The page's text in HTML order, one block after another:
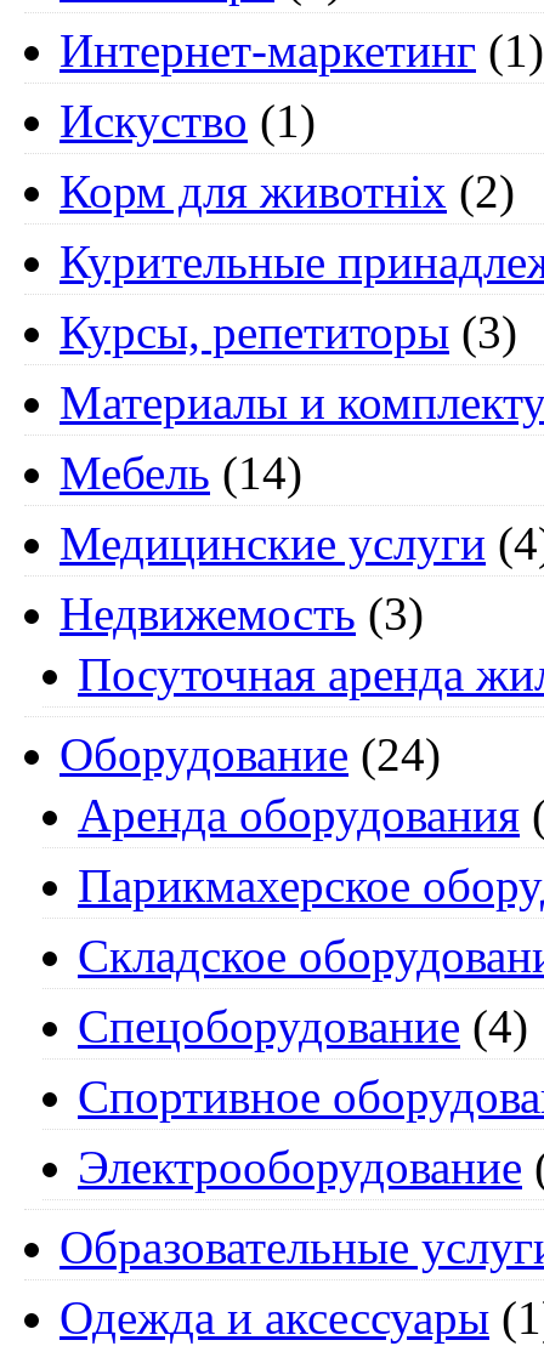
Интернет-маркетинг (1)
Искуство (1)
Корм для животніх (2)
Курительные
Курсы, репетиторы (3)
Материалы и
Мебель (14)
Медицинские услуги
Недвижемость (3)
Посуточная аренда
Оборудование (24)
Аренда оборудования
Парикмахерское
Складское
Спецоборудование (4)
Спортивное
Электрооборудование
Образовательные
Одежда и аксессуары